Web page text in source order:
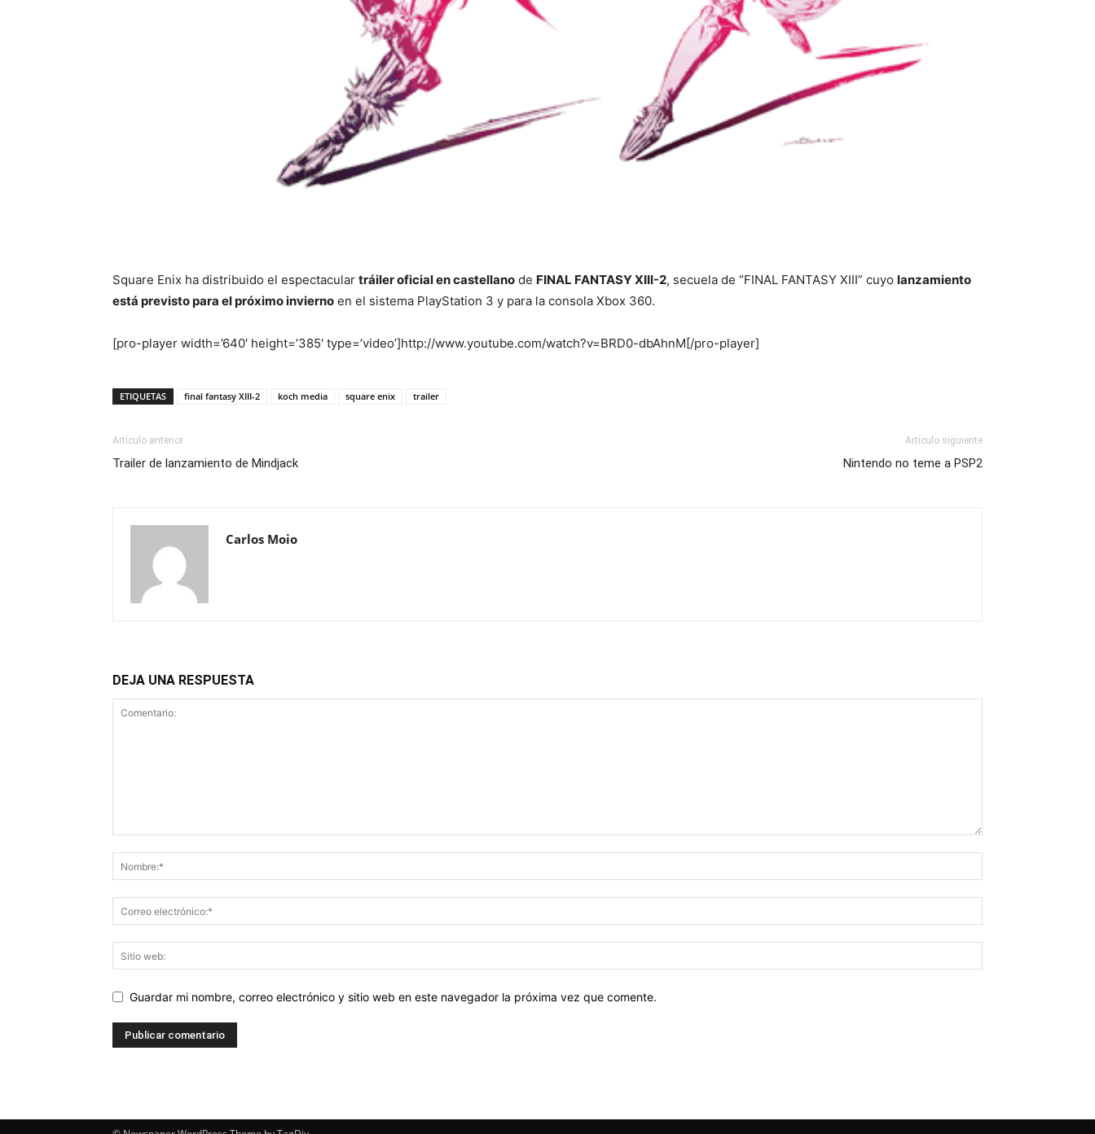
Square Enix ha distribuido el espectacular tráiler oficial en castellano de FINAL FANTASY XIII-2, secuela de “FINAL FANTASY XIII” cuyo lanzamiento
está previsto para el próximo invierno en el sistema PlayStation 3 y para la consola Xbox 360.
[pro-player width=’640′ height=’385′ type=’video’]http://www.youtube.com/watch?v=BRD0-dbAhnM[/pro-player]
ETIQUETAS final fantasy XIII-2 koch media square enix trailer
Artículo anterior
Trailer de lanzamiento de Mindjack
Artículo siguiente
Nintendo no teme a PSP2
Carlos Moio
DEJA UNA RESPUESTA
Guardar mi nombre, correo electrónico y sitio web en este navegador la próxima vez que comente.